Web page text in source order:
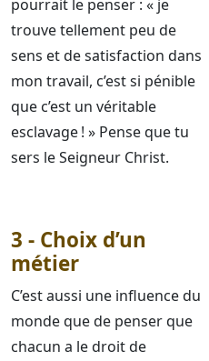
pourrait le penser : « je
trouve tellement peu de
sens et de satisfaction dans
mon travail, c’est si pénible
que c’est un véritable
esclavage ! » Pense que tu
sers le Seigneur Christ.
3 - Choix d’un
métier
C’est aussi une influence du
monde que de penser que
chacun a le droit de